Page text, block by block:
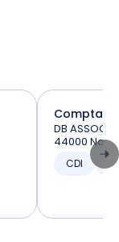
DB
44000
CDI